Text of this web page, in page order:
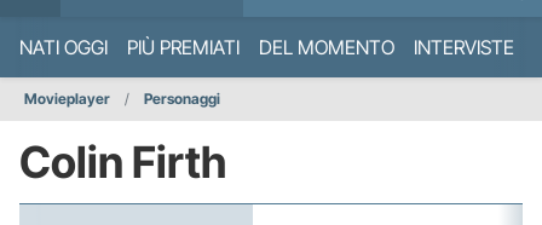
NATI OGGI PIÙ PREMIATI DEL MOMENTO INTERVISTE
Movieplayer Personaggi
Colin Firth